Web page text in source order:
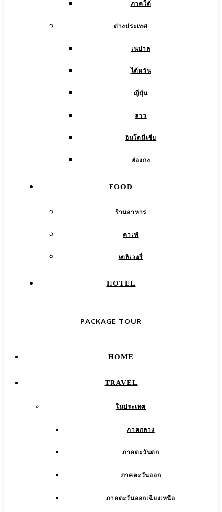
ภาคใต้
ต่างประเทศ
เนปาล
ไต้หวัน
ญี่ปุ่น
ลาว
อินโดนีเซีย
ฮ่องกง
FOOD
ร้านอาหาร
คาเฟ่
เดลิเวอรี่
HOTEL
PACKAGE TOUR
HOME
TRAVEL
ในประเทศ
ภาคกลาง
ภาคตะวันตก
ภาคตะวันออก
ภาคตะวันออกเฉียงเหนือ